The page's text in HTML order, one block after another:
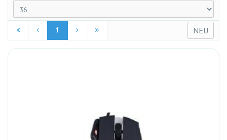
NEU
1